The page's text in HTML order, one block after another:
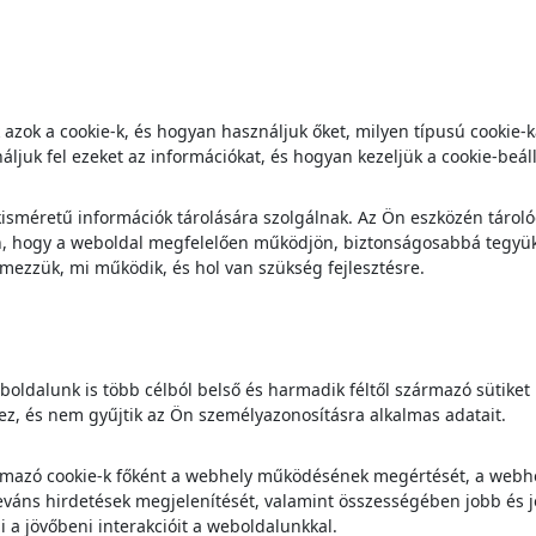
a cookie-k, és hogyan használjuk őket, milyen típusú
fel ezeket az információkat, és hogyan kezeljük a cookie-
információk tárolására szolgálnak. Az Ön eszközén
hogy a weboldal megfelelően működjön, biztonságosabbá
mi működik, és hol van szükség fejlesztésre.
is több célból belső és harmadik féltől származó
és nem gyűjtik az Ön személyazonosításra alkalmas adatait.
cookie-k főként a webhely működésének megértését, a
hirdetések megjelenítését, valamint összességében jobb
a jövőbeni interakcióit a weboldalunkkal.